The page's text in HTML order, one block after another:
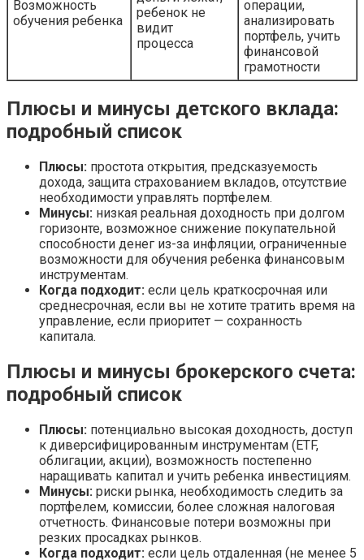
Возможность
обучения ребенка
ребенок не
видит
процесса
операции,
анализировать
портфель, учить
финансовой
грамотности
Плюсы и минусы детского вклада:
подробный список
Плюсы: простота открытия, предсказуемость
дохода, защита страхованием вкладов, отсутствие
необходимости управлять портфелем.
Минусы: низкая реальная доходность при долгом
горизонте, возможное снижение покупательной
способности денег из-за инфляции, ограниченные
возможности для обучения ребенка финансовым
инструментам.
Когда подходит: если цель краткосрочная или
среднесрочная, если вы не хотите тратить время на
управление, если приоритет — сохранность
капитала.
Плюсы и минусы брокерского счета:
подробный список
Плюсы: потенциально высокая доходность, доступ
к диверсифицированным инструментам (ETF,
облигации, акции), возможность постепенно
наращивать капитал и учить ребенка инвестициям.
Минусы: риски рынка, необходимость следить за
портфелем, комиссии, более сложная налоговая
отчетность. Финансовые потери возможны при
резких просадках рынков.
Когда подходит: если цель отдаленная (не менее 5